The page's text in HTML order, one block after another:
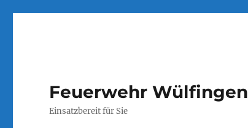
Feuerwehr Wülfingen
Einsatzbereit für Sie